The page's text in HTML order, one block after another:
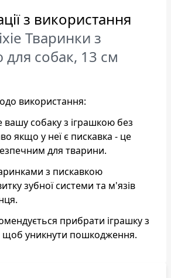
з використання
Тваринки з
собак, 13 см
використання:
собаку з іграшкою без
якщо у неї є пискавка - це
для тварини.
з пискавкою
зубної системи та м'язів
прибрати іграшку з
щоб уникнути пошкодження.